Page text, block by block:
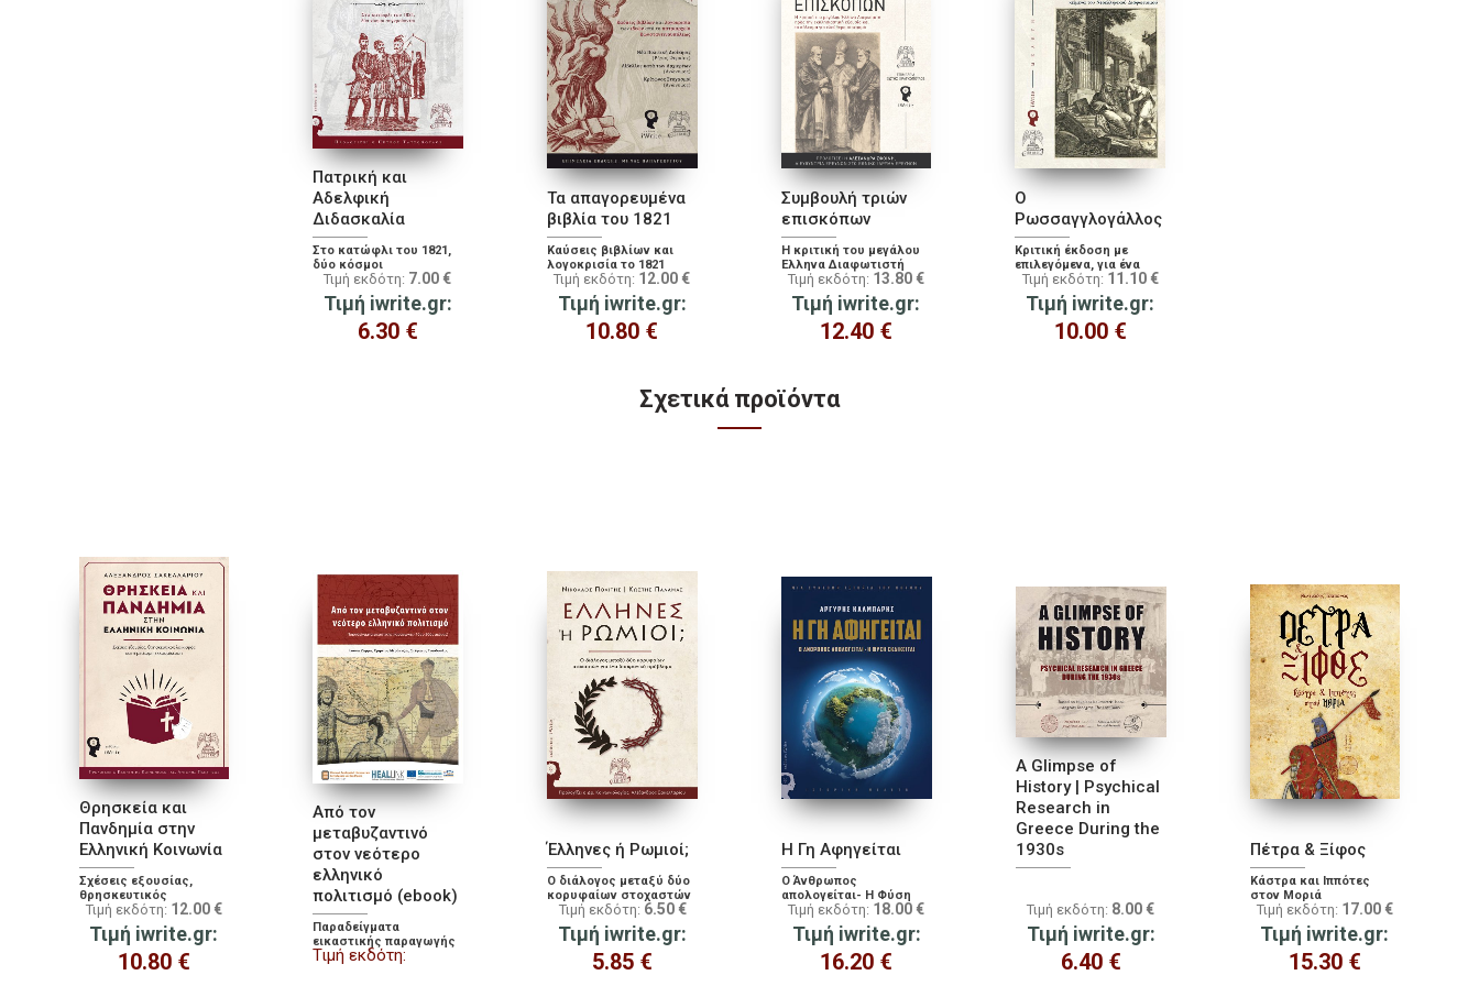
Πατρική και
Aδελφική
Διδασκαλία
Στο κατώφλι του 1821,
δύο κόσμοι
συγκρούονται
Τιμή εκδότη: 7.00 €
Τιμή iwrite.gr:
6.30 €
Τα απαγορευμένα
βιβλία του 1821
Καύσεις βιβλίων και
λογοκρισία το 1821
Τιμή εκδότη: 12.00 €
Τιμή iwrite.gr:
10.80 €
Συμβουλή τριών
επισκόπων
Η κριτική του μεγάλου
Έλληνα Διαφωτιστή
προς την
εκκλησιαστική εξουσία
και το κάλεσμα για
ελεύθερο στοχασμό
Τιμή εκδότη: 13.80 €
Τιμή iwrite.gr:
12.40 €
Ο
Ρωσσαγγλογάλλος
Κριτική έκδοση με
επιλεγόμενα, για ένα
από τα σημαντικότερα
ανώνυμα κείμενα του
Νεοελληνικού
Διαφωτισμού
Τιμή εκδότη: 11.10 €
Τιμή iwrite.gr:
10.00 €
Σχετικά προϊόντα
Θρησκεία και
Πανδημία στην
Ελληνική Κοινωνία
Σχέσεις εξουσίας,
θρησκευτικός
λαϊκισμός και η
μετέωρη εκκοσμίκευση
Τιμή εκδότη: 12.00 €
Τιμή iwrite.gr:
10.80 €
Από τον
μεταβυζαντινό
στον νεότερο
ελληνικό
πολιτισμό (ebook)
Παραδείγματα
εικαστικής παραγωγής
(16ος- 20ός αιώνας)
Τιμή εκδότη:
Έλληνες ή Ρωμιοί;
Ο διάλογος μεταξύ δύο
κορυφαίων στοχαστών
για ένα διαχρονικό
πρόβλημα
Τιμή εκδότη: 6.50 €
Τιμή iwrite.gr:
5.85 €
Η Γη Αφηγείται
Ο Άνθρωπος
απολογείται- Η Φύση
Εκδικείται
Τιμή εκδότη: 18.00 €
Τιμή iwrite.gr:
16.20 €
A Glimpse of
History | Psychical
Research in
Greece During the
1930s
Τιμή εκδότη: 8.00 €
Τιμή iwrite.gr:
6.40 €
Πέτρα & Ξίφος
Κάστρα και Ιππότες
στον Μοριά
Τιμή εκδότη: 17.00 €
Τιμή iwrite.gr:
15.30 €